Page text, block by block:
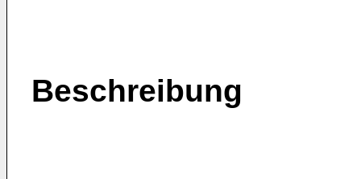
Beschreibung